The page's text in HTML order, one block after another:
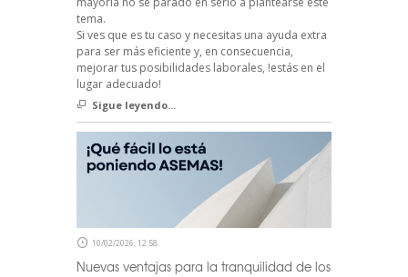
tema.
Si ves que es tu caso y necesitas una ayuda extra
para ser más eficiente y, en consecuencia,
mejorar tus posibilidades laborales, !estás en el
lugar adecuado!
Sigue leyendo...
10/02/2026, 12:58
Nuevas ventajas para la tranquilidad de los